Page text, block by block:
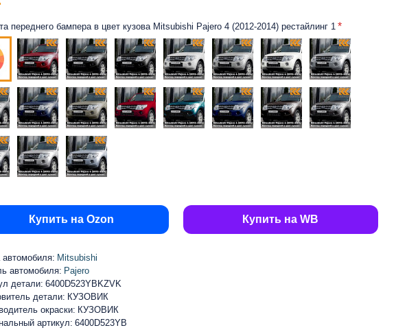
автомобиля: Mitsubishi
автомобиля: Pajero
детали: 6400D523YBKZVK
детали: КУЗОВИК
окраски: КУЗОВИК
артикул: 6400D523YB
переднего бампера в цвет кузова Mitsubishi Pajero 4 (2012-2014) рестайлинг 1
Купить на Ozon Купить на WB